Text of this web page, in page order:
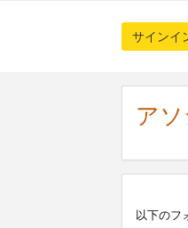
サインイ
ア
以下のフ